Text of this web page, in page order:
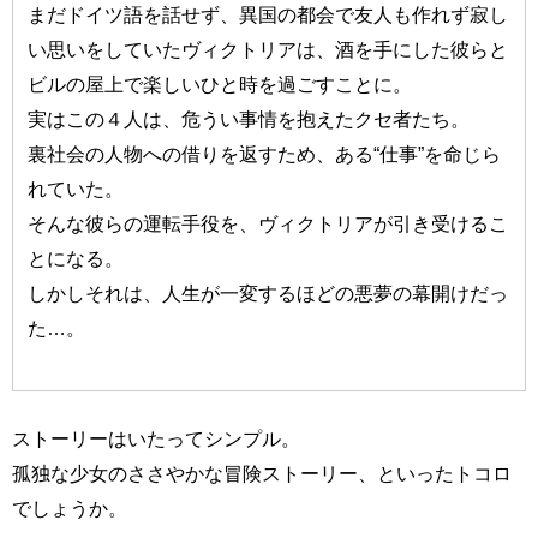
まだドイツ語を話せず、異国の都会で友人も作れず寂し
い思いをしていたヴィクトリアは、酒を手にした彼らと
ビルの屋上で楽しいひと時を過ごすことに。
実はこの４人は、危うい事情を抱えたクセ者たち。
裏社会の人物への借りを返すため、ある“仕事”を命じら
れていた。
そんな彼らの運転手役を、ヴィクトリアが引き受けるこ
とになる。
しかしそれは、人生が一変するほどの悪夢の幕開けだっ
た…。
ストーリーはいたってシンプル。
孤独な少女のささやかな冒険ストーリー、といったトコロ
でしょうか。